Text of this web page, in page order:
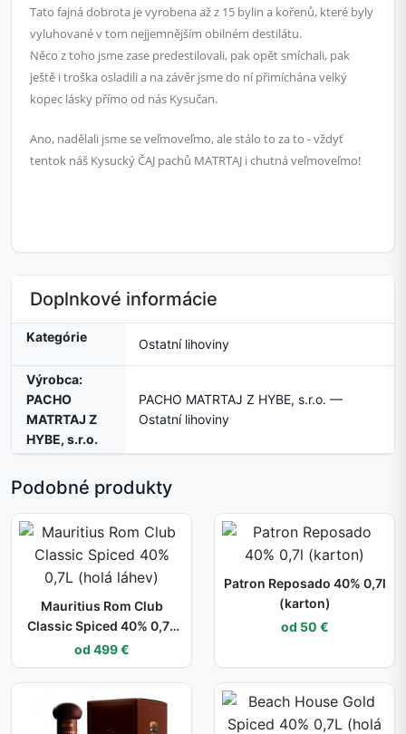
Tato fajná dobrota je vyrobena až z 15 bylin a kořenů, které byly
vyluhované v tom nejjemnějším obilném destilátu.
Něco z toho jsme zase predestilovali, pak opět smíchali, pak
ještě i troška osladili a na závěr jsme do ní přimíchána velký
kopec lásky přímo od nás Kysučan.
Ano, nadělali jsme se veľmoveľmo, ale stálo to za to - vždyť
tentok náš Kysucký ČAJ pachů MATRTAJ i chutná veľmoveľmo!
Doplnkové informácie
Kategórie Ostatní lihoviny
Výrobca:
PACHO
MATRTAJ Z
HYBE, s.r.o.
PACHO MATRTAJ Z HYBE, s.r.o. —
Ostatní lihoviny
Podobné produkty
Mauritius Rom Club
Classic Spiced 40% 0,7L
(holá láhev)
od 499 €
Patron Reposado 40% 0,7l
(karton)
od 50 €